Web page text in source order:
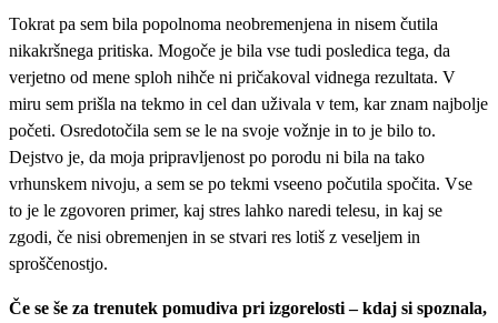
Tokrat pa sem bila popolnoma neobremenjena in nisem čutila
nikakršnega pritiska. Mogoče je bila vse tudi posledica tega, da
verjetno od mene sploh nihče ni pričakoval vidnega rezultata. V
miru sem prišla na tekmo in cel dan uživala v tem, kar znam najbolje
početi. Osredotočila sem se le na svoje vožnje in to je bilo to.
Dejstvo je, da moja pripravljenost po porodu ni bila na tako
vrhunskem nivoju, a sem se po tekmi vseeno počutila spočita. Vse
to je le zgovoren primer, kaj stres lahko naredi telesu, in kaj se
zgodi, če nisi obremenjen in se stvari res lotiš z veseljem in
sproščenostjo.
Če se še za trenutek pomudiva pri izgorelosti – kdaj si spoznala,